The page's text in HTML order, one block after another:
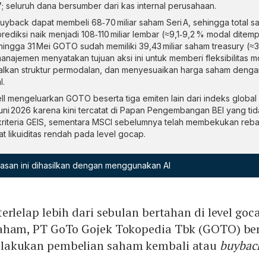
seluruh dana bersumber dari kas internal perusahaan.
dapat membeli 68‑70 miliar saham Seri A, sehingga total
naik menjadi 108‑110 miliar lembar (≈9,1‑9,2 % modal
31 Mei GOTO sudah memiliki 39,43 miliar saham treasury
menyatakan tujuan aksi ini untuk memberi fleksibilitas
struktur permodalan, dan menyesuaikan harga saham
mengeluarkan GOTO beserta tiga emiten lain dari indeks global
2026 karena kini tercatat di Papan Pengembangan BEI yang
GEIS, sementara MSCI sebelumnya telah membekukan
likuiditas rendah pada level gocap.
ini dihasilkan dengan menggunakan AI
lebih dari sebulan bertahan di level
PT GoTo Gojek Tokopedia Tbk (GOTO)
pembelian saham kembali atau